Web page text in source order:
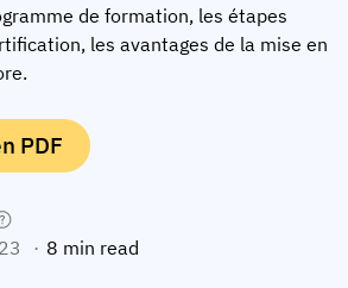
terrain
de formation, les étapes
les avantages de la mise en
PDF
8 min read